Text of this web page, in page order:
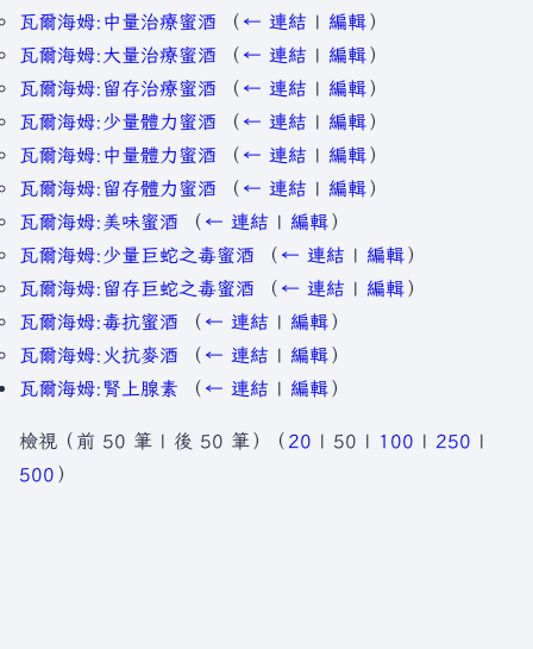
瓦爾海姆:中量治療蜜酒
（ ← 連結 | 編輯）
瓦爾海姆:大量治療蜜酒
（ ← 連結 | 編輯）
瓦爾海姆:留存治療蜜酒
（ ← 連結 | 編輯）
瓦爾海姆:少量體力蜜酒
（ ← 連結 | 編輯）
瓦爾海姆:中量體力蜜酒
（ ← 連結 | 編輯）
瓦爾海姆:留存體力蜜酒
（ ← 連結 | 編輯）
瓦爾海姆:美味蜜酒
（ ← 連結 | 編輯）
瓦爾海姆:少量巨蛇之毒蜜酒
（ ← 連結 | 編輯）
瓦爾海姆:留存巨蛇之毒蜜酒
（ ← 連結 | 編輯）
瓦爾海姆:毒抗蜜酒
（ ← 連結 | 編輯）
瓦爾海姆:火抗麥酒
（ ← 連結 | 編輯）
瓦爾海姆:腎上腺素
（ ← 連結 | 編輯）
檢視（ 前 50 筆 | 後 50 筆 ）（ 20 | 50 | 100 | 250 |
500 ）